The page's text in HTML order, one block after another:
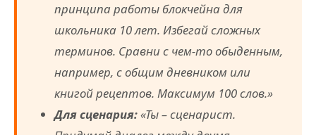
принципа работы блокчейна для
школьника 10 лет. Избегай сложных
терминов. Сравни с чем-то обыденным,
например, с общим дневником или
книгой рецептов. Максимум 100 слов.»
Для сценария:«Ты – сценарист.